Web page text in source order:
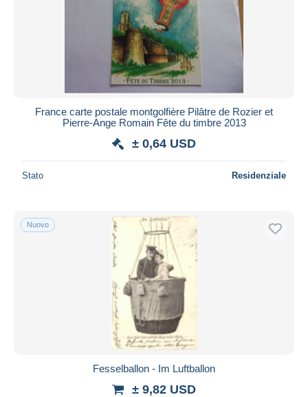
France carte postale montgolfière Pilâtre de Rozier et
Pierre-Ange Romain Fête du timbre 2013
± 0,64 USD
Stato Residenziale
Nuovo
Fesselballon - Im Luftballon
± 9,82 USD